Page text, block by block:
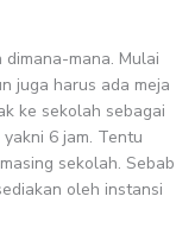
mana. Mulai
juga harus ada meja
ke sekolah sebagai
6 jam. Tentu
sekolah. Sebab
oleh instansi